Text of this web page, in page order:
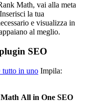
Math, vai alla meta
la tua
e visualizza in
al meglio.
SEO
tutto in uno Impila:
All in One SEO